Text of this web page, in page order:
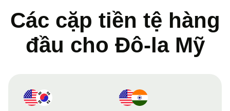
Các cặp tiền tệ hàng
đầu cho Đô-la Mỹ